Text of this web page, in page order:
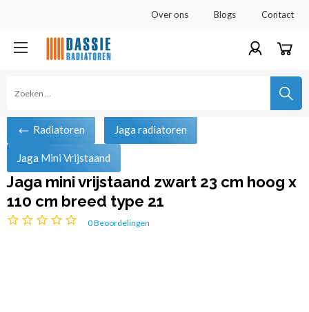
Over ons Blogs Contact
Radiatoren Jaga radiatoren
Jaga Mini Vrijstaand
Jaga mini vrijstaand zwart 23 cm hoog x
110 cm breed type 21
0Beoordelingen